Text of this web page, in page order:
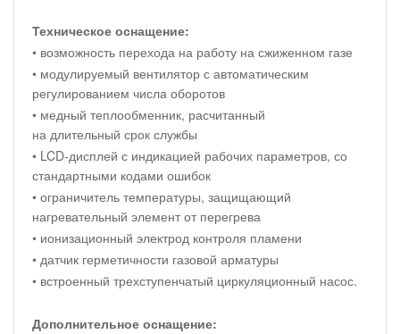
Техническое оснащение:
• возможность перехода на работу на сжиженном газе
• модулируемый вентилятор с автоматическим
регулированием числа оборотов
• медный теплообменник, расчитанный
на длительный срок службы
• LCD-дисплей с индикацией рабочих параметров, со
стандартными кодами ошибок
• ограничитель температуры, защищающий
нагревательный элемент от перегрева
• ионизационный электрод контроля пламени
• датчик герметичности газовой арматуры
• встроенный трехступенчатый циркуляционный насос.
Дополнительное оснащение: